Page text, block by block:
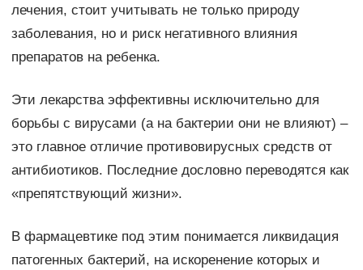
лечения, стоит учитывать не только природу
заболевания, но и риск негативного влияния
препаратов на ребенка.
Эти лекарства эффективны исключительно для
борьбы с вирусами (а на бактерии они не влияют) –
это главное отличие противовирусных средств от
антибиотиков. Последние дословно переводятся как
«препятствующий жизни».
В фармацевтике под этим понимается ликвидация
патогенных бактерий, на искоренение которых и